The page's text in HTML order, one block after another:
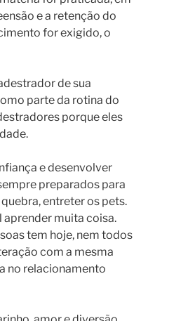
e a retenção do
for exigido, o
de sua
parte da rotina do
porque eles
e desenvolver
preparados para
entreter os pets.
aprender muita coisa.
tem hoje, nem todos
com a mesma
no relacionamento